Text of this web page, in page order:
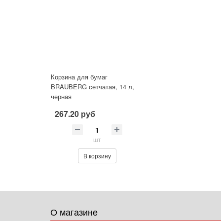
Корзина для бумаг
BRAUBERG сетчатая, 14 л,
черная
267.20 руб
шт
В корзину
О магазине